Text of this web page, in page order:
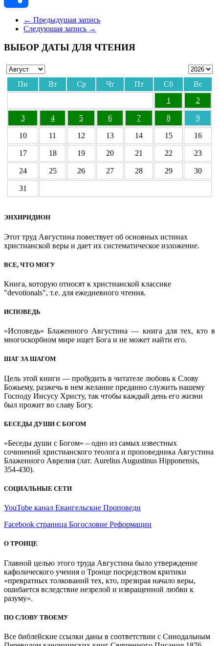
Отправить
← Предыдущая запись
Следующая запись →
ВЫБОР ДАТЫ ДЛЯ ЧТЕНИЯ
Пн Вт Ср Чт Пт Сб
Вс
1
2
3 4 5 6 7 8 9
10 11 12 13 14 15 16
17 18 19 20 21 22 23
24 25 26 27 28 29 30
31
ЭНХИРИДИОН
Этот труд Августина повествует об основных истинах
христианской веры и дает их систематическое изложение.
ВСЕ, ЧТО МОГУ
Книга, которую относят к христианской классике
"devotionals", т.е. для ежедневного чтения.
ИСПОВЕДЬ
«Исповедь» Блаженного Августина — книга для тех, кто в
многоскорбном мире ищет Бога и не может найти его.
ШАГ ЗА ШАГОМ
Цель этой книги — пробудить в читателе любовь к Слову
Божьему, разжечь в нем желание преданно служить нашему
Господу Иисусу Христу, так чтобы каждый день его жизни
был прожит во славу Богу.
БЕСЕДЫ ДУШИ С БОГОМ
«Беседы души с Богом» – одно из самых известных
сочинений христианского теолога и проповедника Августина
Блаженного Аврелия (лат. Aurelius Augustinus Hipponensis,
354-430).
СОЦИАЛЬНЫЕ СЕТИ
YouTube канал Евангельские Проповеди
Facebook страница Богословие Реформации
О ТРОИЦЕ
Главной целью этого труда Августина было утверждение
кафолического учения о Троице посредством критики
«превратных толкований тех, кто, презирая начало веры,
ошибается вследствие незрелой и извращенной любви к
разуму».
ПО СЛОВУ ТВОЕМУ
Все библейские ссылки даны в соответствии с Синодальным